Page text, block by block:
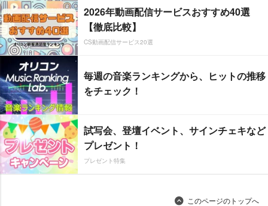
2026年動画配信サービスおすすめ40選
【徹底比較】
CS動画配信サービス20選
毎週の音楽ランキングから、ヒットの推移
をチェック！
試写会、登壇イベント、サインチェキなど
プレゼント！
プレゼント特集
このページのトップへ